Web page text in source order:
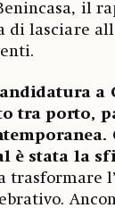
il
di lasciare
a
tra porto,
è stata la
trasformare